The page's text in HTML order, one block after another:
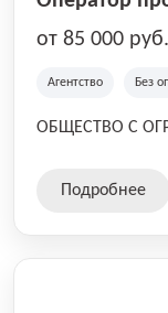
от 85 000
Агентство Без
ОБЩЕСТВО С
Подробнее